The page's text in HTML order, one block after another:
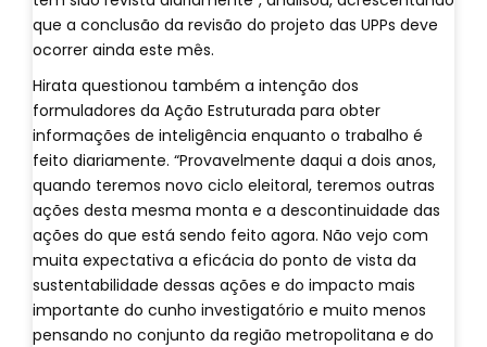
que a conclusão da revisão do projeto das UPPs deve
ocorrer ainda este mês.
Hirata questionou também a intenção dos
formuladores da Ação Estruturada para obter
informações de inteligência enquanto o trabalho é
feito diariamente. “Provavelmente daqui a dois anos,
quando teremos novo ciclo eleitoral, teremos outras
ações desta mesma monta e a descontinuidade das
ações do que está sendo feito agora. Não vejo com
muita expectativa a eficácia do ponto de vista da
sustentabilidade dessas ações e do impacto mais
importante do cunho investigatório e muito menos
pensando no conjunto da região metropolitana e do